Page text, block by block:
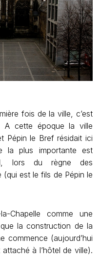
fois de la ville, c’est
A cette époque la ville
Pépin le Bref résidait ici
la plus importante est
lors du règne des
(qui est le fils de Pépin le
Chapelle comme une
la construction de la
commence (aujourd’hui
à l’hôtel de ville).